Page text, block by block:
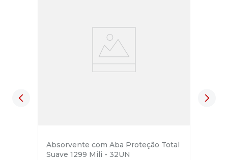
Absorvente com Aba Proteção Total
Suave 1299 Mili - 32UN